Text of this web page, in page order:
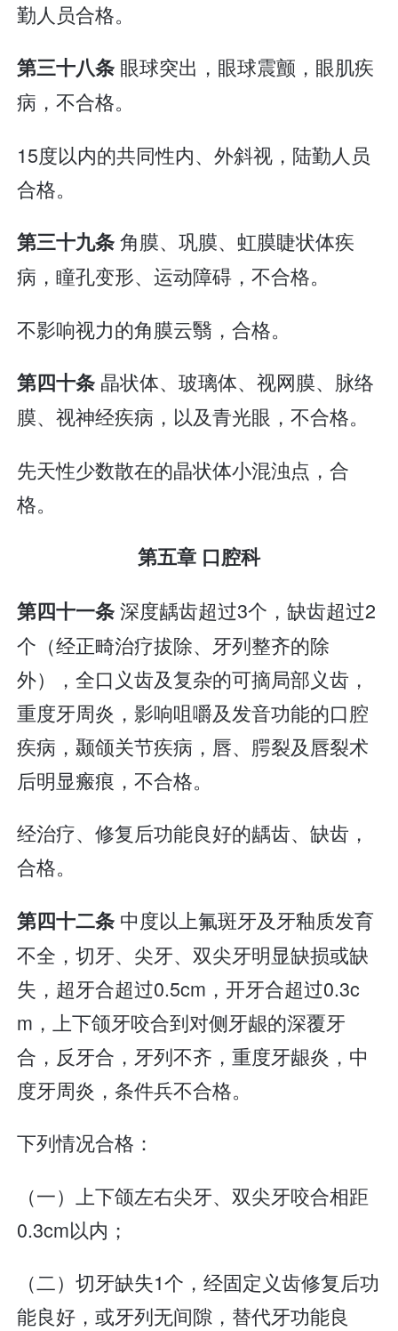
勤人员合格。
第三十八条 眼球突出，眼球震颤，眼肌疾
病，不合格。
15度以内的共同性内、外斜视，陆勤人员
合格。
第三十九条角膜、巩膜、虹膜睫状体疾
病，瞳孔变形、运动障碍，不合格。
不影响视力的角膜云翳，合格。
第四十条 晶状体、玻璃体、视网膜、脉络
膜、视神经疾病，以及青光眼，不合格。
先天性少数散在的晶状体小混浊点，合
格。
第五章 口腔科
第四十一条深度龋齿超过3个，缺齿超过2
个（经正畸治疗拔除、牙列整齐的除
外），全口义齿及复杂的可摘局部义齿，
重度牙周炎，影响咀嚼及发音功能的口腔
疾病，颞颌关节疾病，唇、腭裂及唇裂术
后明显瘢痕，不合格。
经治疗、修复后功能良好的龋齿、缺齿，
合格。
第四十二条 中度以上氟斑牙及牙釉质发育
不全，切牙、尖牙、双尖牙明显缺损或缺
失，超牙合超过0.5cm，开牙合超过0.3c
m，上下颌牙咬合到对侧牙龈的深覆牙
合，反牙合，牙列不齐，重度牙龈炎，中
度牙周炎，条件兵不合格。
下列情况合格：
（一）上下颌左右尖牙、双尖牙咬合相距
0.3cm以内；
（二）切牙缺失1个，经固定义齿修复后功
能良好，或牙列无间隙，替代牙功能良